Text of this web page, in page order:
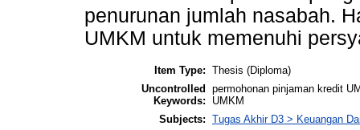
penurunan jumlah nasabah.
UMKM untuk memenuhi
Item Type: Thesis (Diploma)
Uncontrolled
Keywords:
permohonan pinjaman kredit
UMKM
Subjects: Tugas Akhir D3 > Keuangan